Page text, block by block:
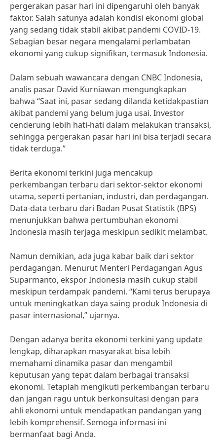
pergerakan pasar hari ini dipengaruhi oleh banyak
faktor. Salah satunya adalah kondisi ekonomi global
yang sedang tidak stabil akibat pandemi COVID-19.
Sebagian besar negara mengalami perlambatan
ekonomi yang cukup signifikan, termasuk Indonesia.
Dalam sebuah wawancara dengan CNBC Indonesia,
analis pasar David Kurniawan mengungkapkan
bahwa “Saat ini, pasar sedang dilanda ketidakpastian
akibat pandemi yang belum juga usai. Investor
cenderung lebih hati-hati dalam melakukan transaksi,
sehingga pergerakan pasar hari ini bisa terjadi secara
tidak terduga.”
Berita ekonomi terkini juga mencakup
perkembangan terbaru dari sektor-sektor ekonomi
utama, seperti pertanian, industri, dan perdagangan.
Data-data terbaru dari Badan Pusat Statistik (BPS)
menunjukkan bahwa pertumbuhan ekonomi
Indonesia masih terjaga meskipun sedikit melambat.
Namun demikian, ada juga kabar baik dari sektor
perdagangan. Menurut Menteri Perdagangan Agus
Suparmanto, ekspor Indonesia masih cukup stabil
meskipun terdampak pandemi. “Kami terus berupaya
untuk meningkatkan daya saing produk Indonesia di
pasar internasional,” ujarnya.
Dengan adanya berita ekonomi terkini yang update
lengkap, diharapkan masyarakat bisa lebih
memahami dinamika pasar dan mengambil
keputusan yang tepat dalam berbagai transaksi
ekonomi. Tetaplah mengikuti perkembangan terbaru
dan jangan ragu untuk berkonsultasi dengan para
ahli ekonomi untuk mendapatkan pandangan yang
lebih komprehensif. Semoga informasi ini
bermanfaat bagi Anda.